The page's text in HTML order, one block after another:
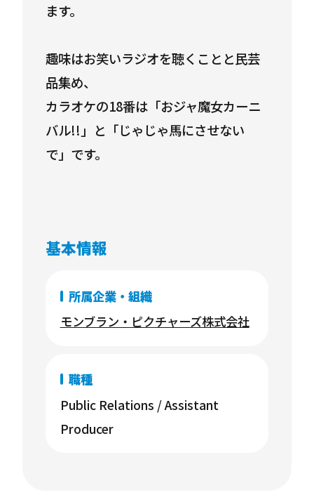
ます。
趣味はお笑いラジオを聴くことと民芸
品集め、
カラオケの18番は「おジャ魔女カーニ
バル!!」と「じゃじゃ馬にさせない
で」です。
基本情報
所属企業・組織
モンブラン・ピクチャーズ株式会社
職種
Public Relations / Assistant
Producer